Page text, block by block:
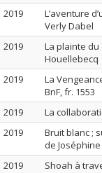
2019
L’aventure
Verly Dabel
2019
La plainte du
Houellebecq
2019
La
BnF, fr. 1553
2019
La
2019
Bruit blanc ;
de
2019
Shoah à